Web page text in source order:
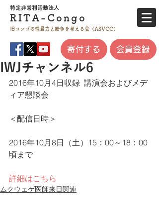
特定非営利活動法人
RITA- Co ngo
旧コンゴの性暴力と 紛争を考える会（ASVCC）
寄付する 会員登録
IWJチャンネル6
2016年10月4日収録  講演会およびメデ
ィア懇談会
＜配信日時＞
2016年10月8日（土）15：00～18：00
頃まで
詳細はこちら
ムクウェゲ医師来日関連